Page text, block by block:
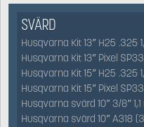
SVÄRD
Husqvarna Kit 13″ H25 .325
Husqvarna Kit 13″ Pixel
Husqvarna Kit 15″ H25 .325
Husqvarna Kit 15″ Pixel
Husqvarna svärd 10″ 3/8″ 1,1
Husqvarna svärd 10″ A318